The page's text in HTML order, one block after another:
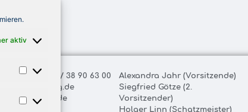
aktiv
+49 (0) 40 / 38 90 63 00
fishing.de
fishing.de
Alexandra Jahr (Vorsitzende)
Siegfried Götze (2.
Vorsitzender)
Holger Linn (Schatzmeister)